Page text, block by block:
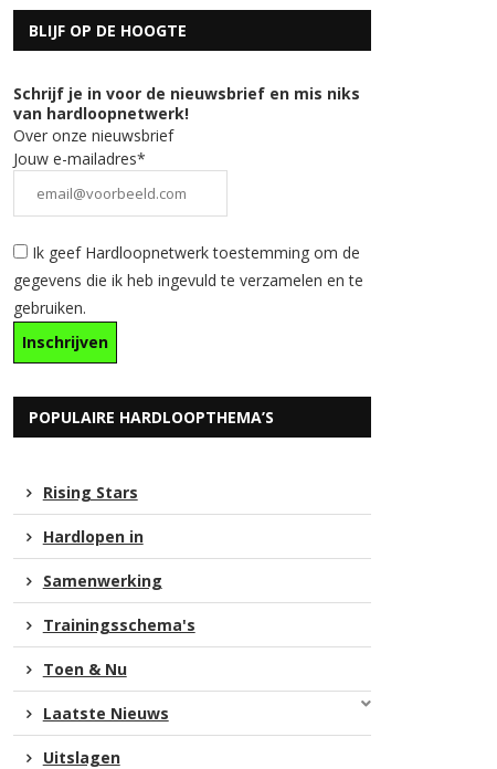
BLIJF OP DE HOOGTE
Schrijf je in voor de nieuwsbrief en mis niks
van hardloopnetwerk!
Over onze nieuwsbrief
Jouw e-mailadres*
Ik geef Hardloopnetwerk toestemming om de
gegevens die ik heb ingevuld te verzamelen en te
gebruiken.
POPULAIRE HARDLOOPTHEMA’S
Rising Stars
Hardlopen in
Samenwerking
Trainingsschema's
Toen & Nu
Laatste Nieuws
Uitslagen